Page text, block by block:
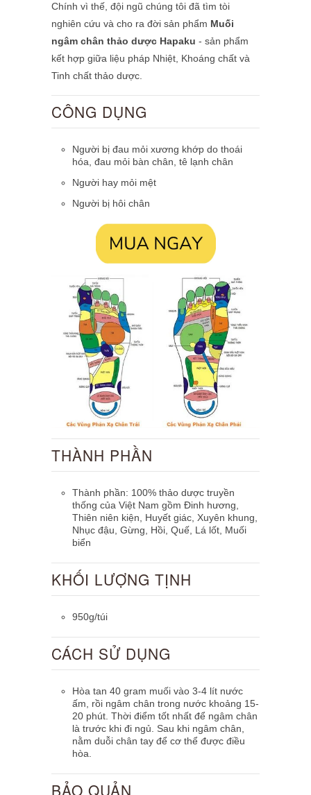
Chính vì thế, đội ngũ chúng tôi đã tìm tòi
nghiên cứu và cho ra đời sản phẩm Muối
ngâm chân thảo dược Hapaku - sản phẩm
kết hợp giữa liệu pháp Nhiệt, Khoáng chất và
Tinh chất thảo dược.
CÔNG DỤNG
Người bị đau mỏi xương khớp do thoái
hóa, đau mỏi bàn chân, tê lạnh chân
Người hay mỏi mệt
Người bị hôi chân
THÀNH PHẦN
Thành phần: 100% thảo dược truyền
thống của Việt Nam gồm Đinh hương,
Thiên niên kiện, Huyết giác, Xuyên khung,
Nhục đậu, Gừng, Hồi, Quế, Lá lốt, Muối
biển
KHỐI LƯỢNG TỊNH
950g/túi
CÁCH SỬ DỤNG
Hòa tan 40 gram muối vào 3-4 lít nước
ấm, rồi ngâm chân trong nước khoảng 15-
20 phút. Thời điểm tốt nhất để ngâm chân
là trước khi đi ngủ. Sau khi ngâm chân,
nằm duỗi chân tay để cơ thể được điều
hòa.
BẢO QUẢN